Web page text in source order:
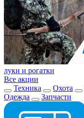
луки и рогатки
Все акции
Техника
Охота
Одежда
Запчасти